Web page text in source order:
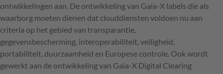
ontwikkelingen aan. De ontwikkeling van Gaia-X labels die als
waarborg moeten dienen dat clouddiensten voldoen nu aan
criteria op het gebied van transparantie,
gegevensbescherming, interoperabiliteit, veiligheid,
portabiliteit, duurzaamheid en Europese controle. Ook wordt
gewerkt aan de ontwikkeling van Gaia-X Digital Clearing